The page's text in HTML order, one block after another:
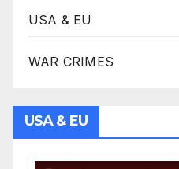
USA & EU
WAR CRIMES
USA & EU